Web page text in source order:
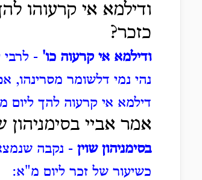
ודילמא אי קרעוהו
כזכר?
ודילמא אי קרעוה כו' - לרבי
נהי נמי דלשומר מסרינהו,
דילמא אי קרעוה להך
אמר אביי בסימניהון
בסימניהון שוין - נקבה
כשיעור של זכר ליום מ"א: